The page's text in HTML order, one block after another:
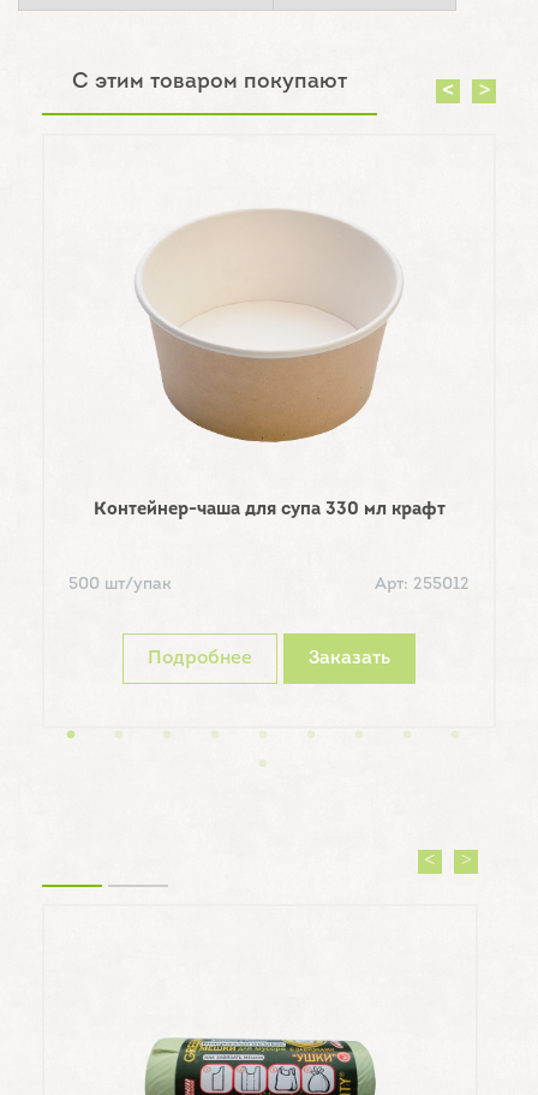
С этим товаром покупают
Контейнер-чаша для супа 330 мл крафт
500 шт/упак Арт: 255012
Подробнее Заказать